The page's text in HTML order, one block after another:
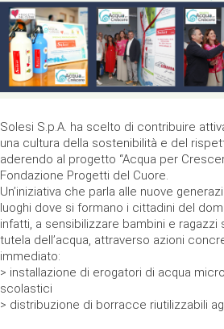
Solesi S.p.A. ha scelto di contribuire
una cultura della sostenibilità e del
aderendo al progetto “Acqua per
Fondazione Progetti del Cuore.
Un’iniziativa che parla alle nuove
luoghi dove si formano i cittadini del
infatti, a sensibilizzare bambini e ragazzi
tutela dell’acqua, attraverso azioni
immediato:
> installazione di erogatori di acqua
scolastici
> distribuzione di borracce riutilizzabili